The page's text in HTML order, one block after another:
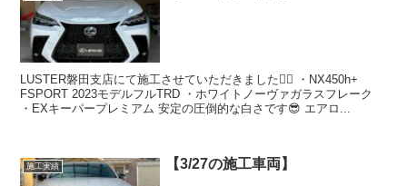
LUSTER磐田支店にて施工させていただきました🙇‍♂️ ・NX450h+
FSPORT 2023モデルフルTRD ・ホワイトノーヴァガラスフレーク
・EXキーパープレミアム 安定の圧倒的な白さです😎 エアロ...
施工実績 【3/27の施工車両】